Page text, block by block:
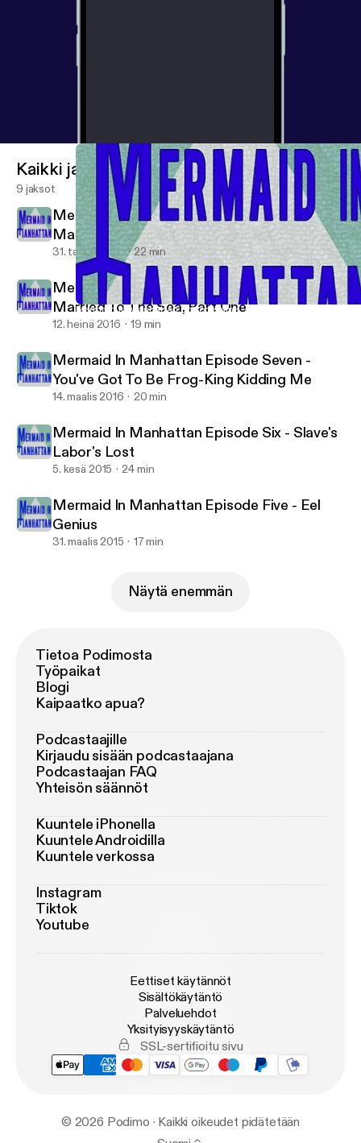
Mermaid In Manhattan Episode Nine - Married To The Sea, Part
Mermaid In Manhattan
Kaikki jaksot
9 jaksot
Mermaid In Manhattan Episode Nine -
Married To The Sea, Part Two
31. tammi 2017 22 min
Mermaid In Manhattan Episode Eight -
Married To The Sea, Part One
12. heinä 2016 19 min
Mermaid In Manhattan Episode Seven -
You've Got To Be Frog-King Kidding Me
14. maalis 2016 20 min
Mermaid In Manhattan Episode Six - Slave's
Labor's Lost
5. kesä 2015 24 min
Mermaid In Manhattan Episode Five - Eel
Genius
31. maalis 2015 17 min
Näytä enemmän
Tietoa Podimosta
Työpaikat
Blogi
Kaipaatko apua?
Podcastaajille
Kirjaudu sisään podcastaajana
Podcastaajan FAQ
Yhteisön säännöt
Kuuntele iPhonella
Kuuntele Androidilla
Kuuntele verkossa
Instagram
Tiktok
Youtube
Eettiset käytännöt
Sisältökäytäntö
Palveluehdot
Yksityisyyskäytäntö
SSL-sertifioitu sivu
© 2026 Podimo · Kaikki oikeudet pidätetään